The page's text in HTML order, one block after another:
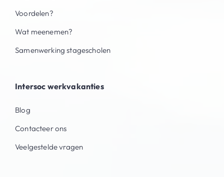
Voordelen?
Wat meenemen?
Samenwerking stagescholen
Intersoc werkvakanties
Blog
Contacteer ons
Veelgestelde vragen